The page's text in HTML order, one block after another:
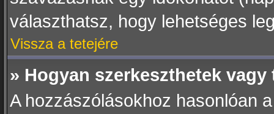
választhatsz, hogy lehetséges
Vissza a tetejére
» Hogyan szerkeszthetek
A hozzászólásokhoz hasonlóan